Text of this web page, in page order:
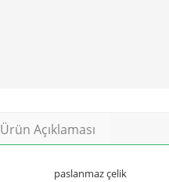
Ürün Açıklaması
paslanmaz çelik